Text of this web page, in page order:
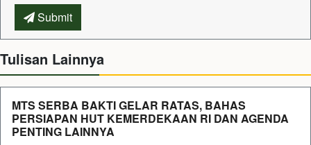
Submit
Tulisan Lainnya
MTS SERBA BAKTI GELAR RATAS, BAHAS
PERSIAPAN HUT KEMERDEKAAN RI DAN AGENDA
PENTING LAINNYA